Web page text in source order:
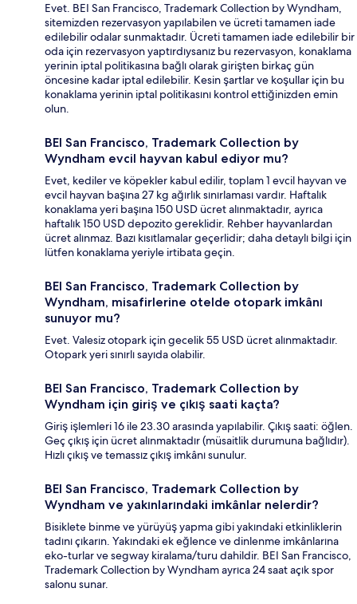
Evet. BEI San Francisco, Trademark Collection by Wyndham,
sitemizden rezervasyon yapılabilen ve ücreti tamamen iade
edilebilir odalar sunmaktadır. Ücreti tamamen iade edilebilir bir
oda için rezervasyon yaptırdıysanız bu rezervasyon, konaklama
yerinin iptal politikasına bağlı olarak girişten birkaç gün
öncesine kadar iptal edilebilir. Kesin şartlar ve koşullar için bu
konaklama yerinin iptal politikasını kontrol ettiğinizden emin
olun.
BEI San Francisco, Trademark Collection by
Wyndham evcil hayvan kabul ediyor mu?
Evet, kediler ve köpekler kabul edilir, toplam 1 evcil hayvan ve
evcil hayvan başına 27 kg ağırlık sınırlaması vardır. Haftalık
konaklama yeri başına 150 USD ücret alınmaktadır, ayrıca
haftalık 150 USD depozito gereklidir. Rehber hayvanlardan
ücret alınmaz. Bazı kısıtlamalar geçerlidir; daha detaylı bilgi için
lütfen konaklama yeriyle irtibata geçin.
BEI San Francisco, Trademark Collection by
Wyndham, misafirlerine otelde otopark imkânı
sunuyor mu?
Evet. Valesiz otopark için gecelik 55 USD ücret alınmaktadır.
Otopark yeri sınırlı sayıda olabilir.
BEI San Francisco, Trademark Collection by
Wyndham için giriş ve çıkış saati kaçta?
Giriş işlemleri 16 ile 23.30 arasında yapılabilir. Çıkış saati: öğlen.
Geç çıkış için ücret alınmaktadır (müsaitlik durumuna bağlıdır).
Hızlı çıkış ve temassız çıkış imkânı sunulur.
BEI San Francisco, Trademark Collection by
Wyndham ve yakınlarındaki imkânlar nelerdir?
Bisiklete binme ve yürüyüş yapma gibi yakındaki etkinliklerin
tadını çıkarın. Yakındaki ek eğlence ve dinlenme imkânlarına
eko-turlar ve segway kiralama/turu dahildir. BEI San Francisco,
Trademark Collection by Wyndham ayrıca 24 saat açık spor
salonu sunar.